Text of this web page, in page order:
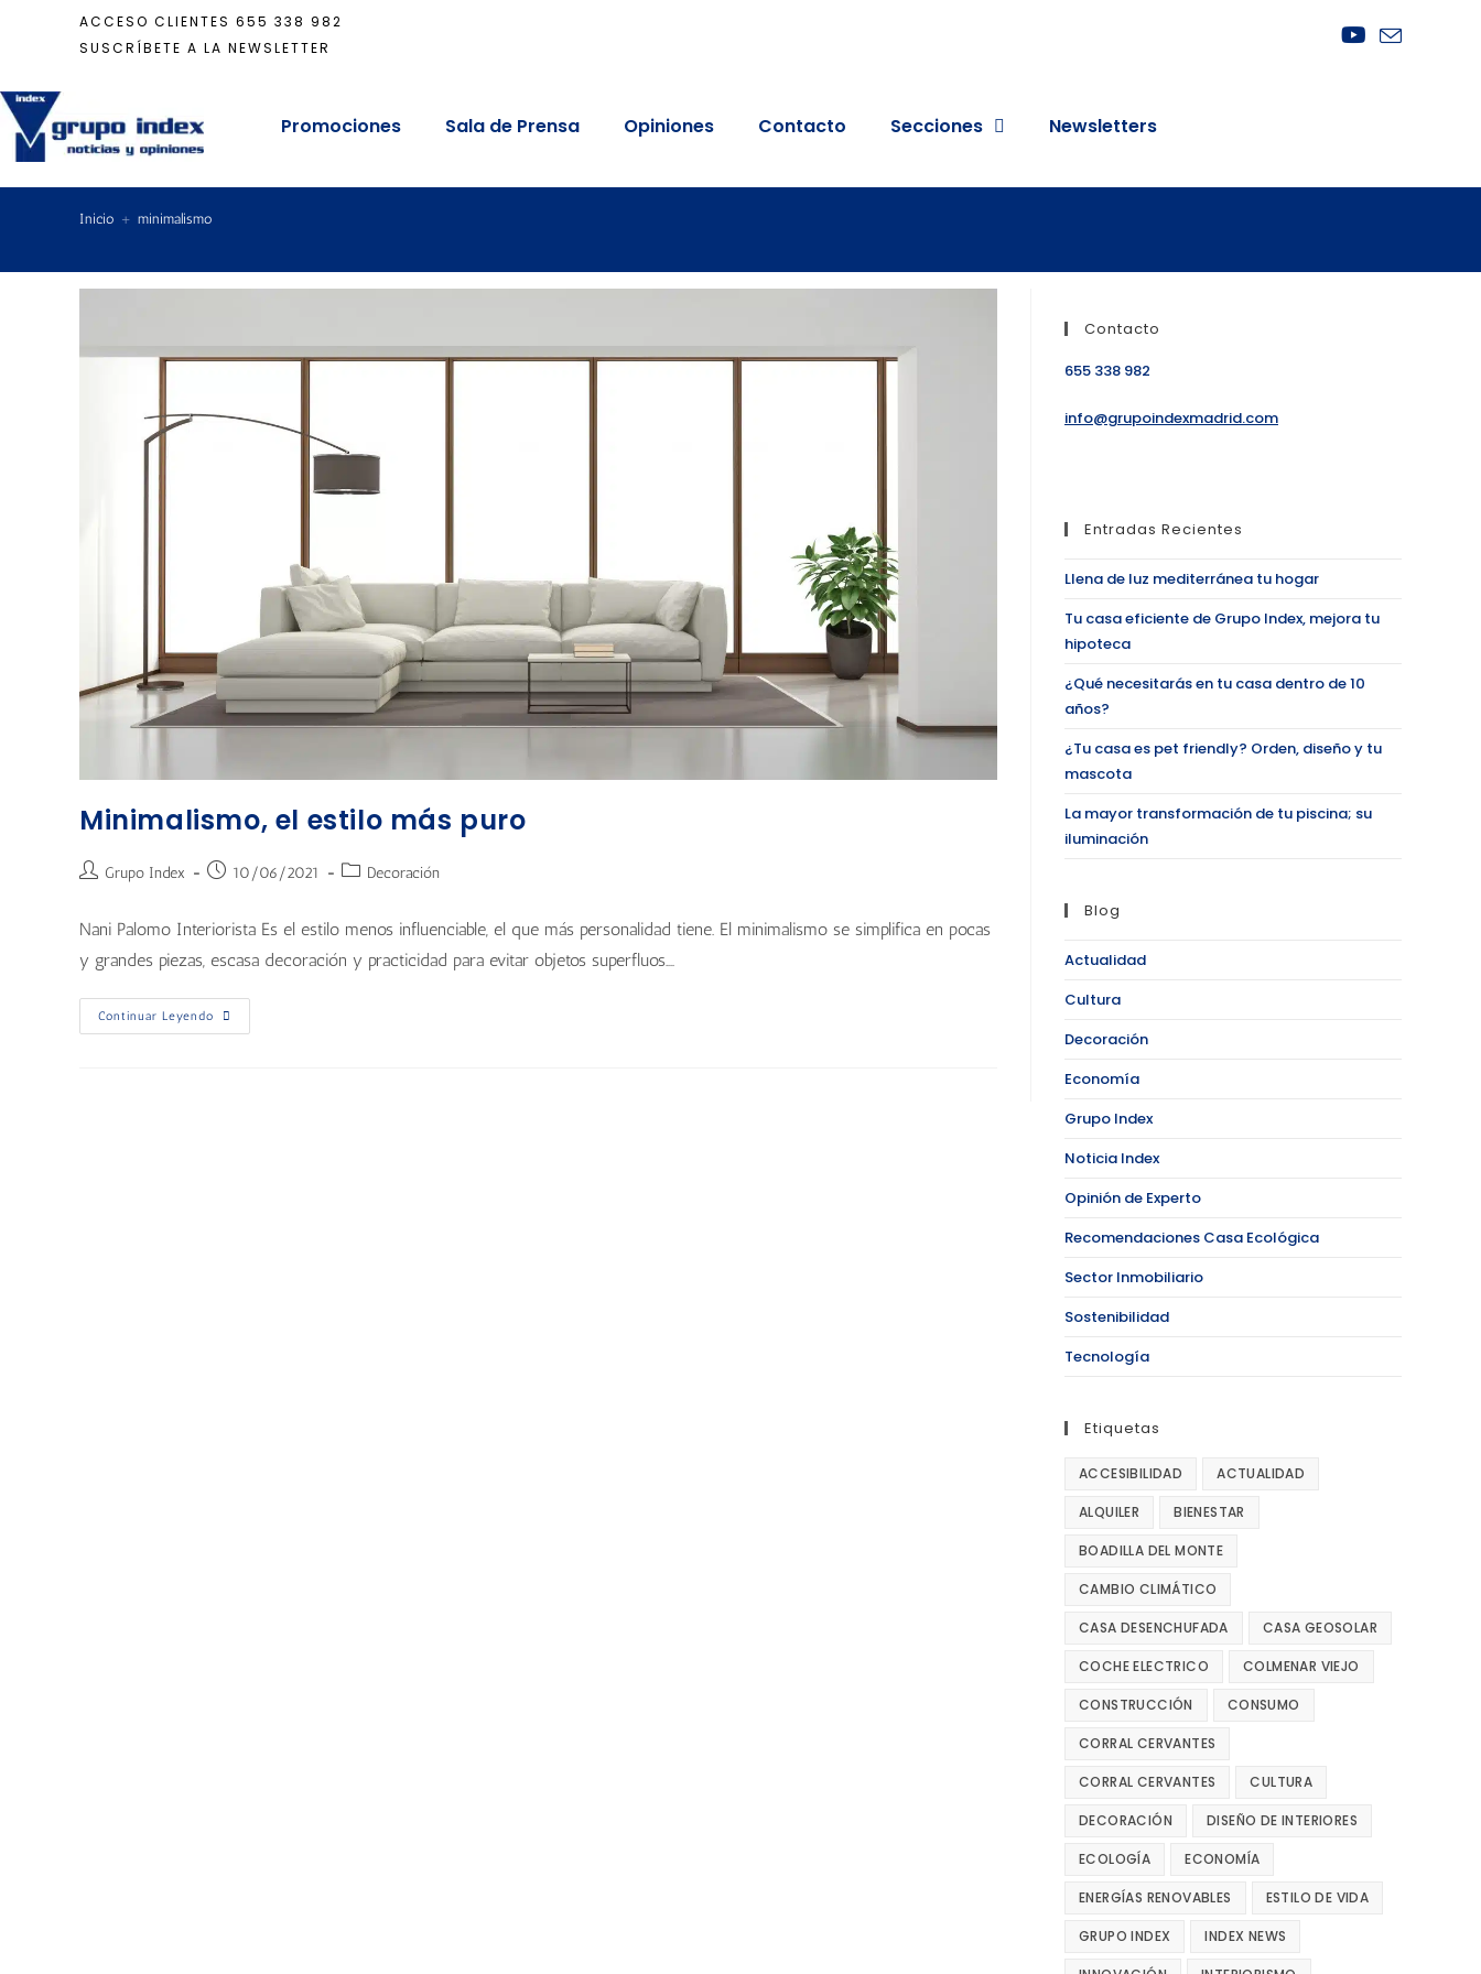
ACCESO CLIENTES 655 338 982
SUSCRÍBETE A LA NEWSLETTER
Promociones Sala de Prensa Opiniones Contacto Secciones Newsletters
Inicio + minimalismo
Minimalismo, el estilo más puro
Grupo Index 10/06/2021 Decoración
Nani Palomo Interiorista Es el estilo menos influenciable, el que más personalidad tiene. El minimalismo se simplifica en pocas
y grandes piezas, escasa decoración y practicidad para evitar objetos superfluos.…
Continuar Leyendo
Contacto
655 338 982
info@grupoindexmadrid.com
Entradas Recientes
Llena de luz mediterránea tu hogar
Tu casa eficiente de Grupo Index, mejora tu
hipoteca
¿Qué necesitarás en tu casa dentro de 10
años?
¿Tu casa es pet friendly? Orden, diseño y tu
mascota
La mayor transformación de tu piscina; su
iluminación
Blog
Actualidad
Cultura
Decoración
Economía
Grupo Index
Noticia Index
Opinión de Experto
Recomendaciones Casa Ecológica
Sector Inmobiliario
Sostenibilidad
Tecnología
Etiquetas
ACCESIBILIDAD ACTUALIDAD
ALQUILER BIENESTAR
BOADILLA DEL MONTE
CAMBIO CLIMÁTICO
CASA DESENCHUFADA CASA GEOSOLAR
COCHE ELECTRICO COLMENAR VIEJO
CONSTRUCCIÓN CONSUMO
CORRAL CERVANTES
CORRAL CERVANTES CULTURA
DECORACIÓN DISEÑO DE INTERIORES
ECOLOGÍA ECONOMÍA
ENERGÍAS RENOVABLES ESTILO DE VIDA
GRUPO INDEX INDEX NEWS